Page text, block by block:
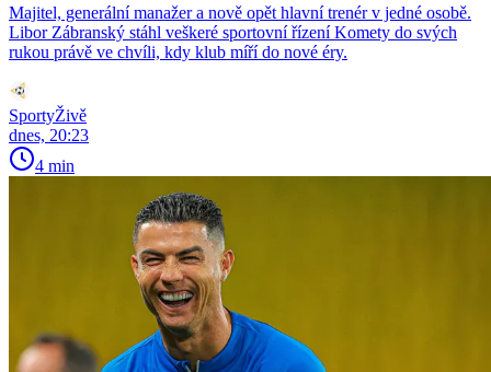
Majitel, generální manažer a nově opět hlavní trenér v jedné osobě.
Libor Zábranský stáhl veškeré sportovní řízení Komety do svých
rukou právě ve chvíli, kdy klub míří do nové éry.
SportyŽivě
dnes, 20:23
4 min